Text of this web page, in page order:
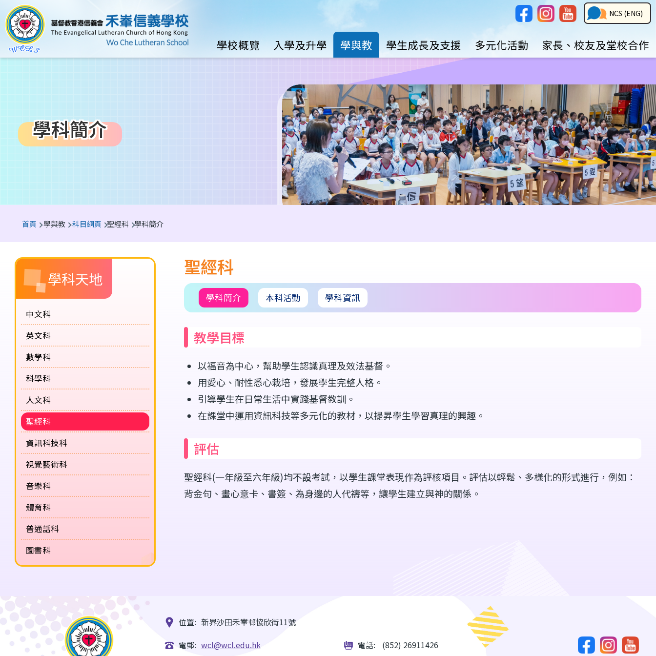
移至主內容
Social
Media
NCS
Button
NCS (ENG)
Main
navigation
學校概覽 入學及升學 學與教 學生成長及支援 多元化活動 家長、校友及堂校合作
學科簡介
導
航
連
結
首頁 學與教 科目網頁 聖經科 學科簡介
聖經科
學科簡介 本科活動 學科資訊
教學目標
以福音為中心，幫助學生認識真理及效法基督。
用愛心、耐性悉心栽培，發展學生完整人格。
引導學生在日常生活中實踐基督教訓。
在課堂中運用資訊科技等多元化的教材，以提昇學生學習真理的興趣。
評估
聖經科(一年級至六年級)均不設考試，以學生課堂表現作為評核項目。評估以輕鬆、多樣化的形式進行，例如：
背金句、畫心意卡、書簽、為身邊的人代禱等，讓學生建立與神的關係。
Main
navigation
(課
程
概
覽)
學科天地
中文科
英文科
數學科
科學科
人文科
聖經科
資訊科技科
視覺藝術科
音樂科
體育科
普通話科
圖書科
位置: 新界沙田禾輋邨協欣街11號
電郵: wcl@wcl.edu.hk 電話: (852) 26911426